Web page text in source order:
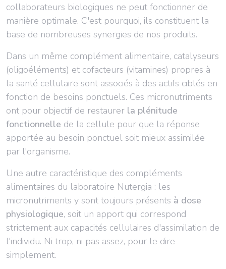
collaborateurs biologiques ne peut fonctionner de
manière optimale. C'est pourquoi, ils constituent la
base de nombreuses synergies de nos produits.
Dans un même complément alimentaire, catalyseurs
(oligoéléments) et cofacteurs (vitamines) propres à
la santé cellulaire sont associés à des actifs ciblés en
fonction de besoins ponctuels. Ces micronutriments
ont pour objectif de restaurer la plénitude
fonctionnelle de la cellule pour que la réponse
apportée au besoin ponctuel soit mieux assimilée
par l'organisme.
Une autre caractéristique des compléments
alimentaires du laboratoire Nutergia : les
micronutriments y sont toujours présents à dose
physiologique, soit un apport qui correspond
strictement aux capacités cellulaires d'assimilation de
l'individu. Ni trop, ni pas assez, pour le dire
simplement.